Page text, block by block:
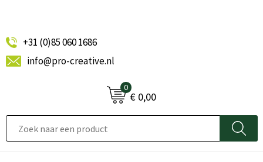
+31 (0)85 060 1686
info@pro-creative.nl
0
€ 0,00